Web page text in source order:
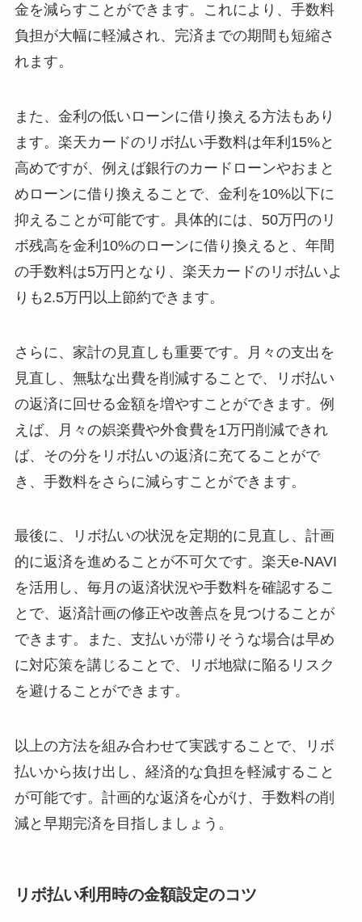
金を減らすことができます。これにより、手数料
負担が大幅に軽減され、完済までの期間も短縮さ
れます。
また、金利の低いローンに借り換える方法もあり
ます。楽天カードのリボ払い手数料は年利15%と
高めですが、例えば銀行のカードローンやおまと
めローンに借り換えることで、金利を10%以下に
抑えることが可能です。具体的には、50万円のリ
ボ残高を金利10%のローンに借り換えると、年間
の手数料は5万円となり、楽天カードのリボ払いよ
りも2.5万円以上節約できます。
さらに、家計の見直しも重要です。月々の支出を
見直し、無駄な出費を削減することで、リボ払い
の返済に回せる金額を増やすことができます。例
えば、月々の娯楽費や外食費を1万円削減できれ
ば、その分をリボ払いの返済に充てることがで
き、手数料をさらに減らすことができます。
最後に、リボ払いの状況を定期的に見直し、計画
的に返済を進めることが不可欠です。楽天e-NAVI
を活用し、毎月の返済状況や手数料を確認するこ
とで、返済計画の修正や改善点を見つけることが
できます。また、支払いが滞りそうな場合は早め
に対応策を講じることで、リボ地獄に陥るリスク
を避けることができます。
以上の方法を組み合わせて実践することで、リボ
払いから抜け出し、経済的な負担を軽減すること
が可能です。計画的な返済を心がけ、手数料の削
減と早期完済を目指しましょう。
リボ払い利用時の金額設定のコツ